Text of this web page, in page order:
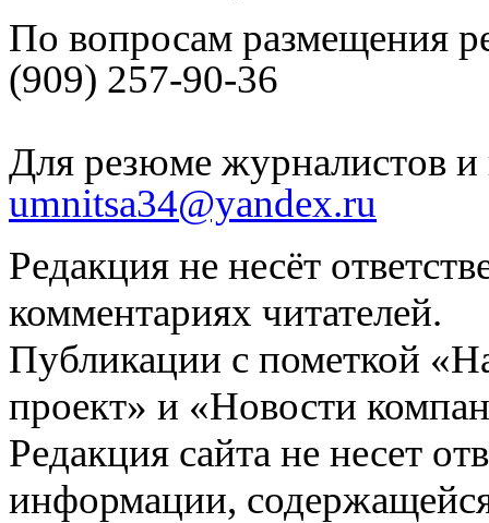
По вопросам размещения
(909) 257-90-36
Для резюме журналистов и
umnitsa34@yandex.ru
Редакция не несёт
комментариях читателей.
Публикации с пометкой
проект» и «Новости
Редакция сайта не несет
информации,